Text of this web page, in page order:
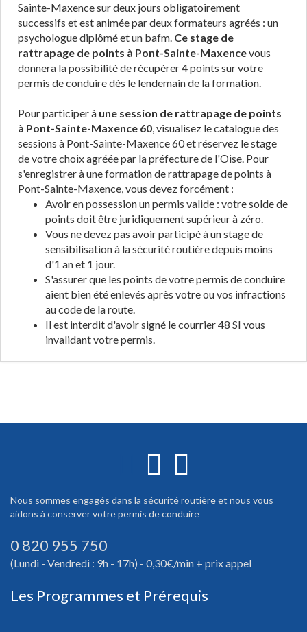
Sainte-Maxence sur deux jours obligatoirement
successifs et est animée par deux formateurs agréés : un
psychologue diplômé et un bafm. Ce stage de
rattrapage de points à Pont-Sainte-Maxencevous
donnera la possibilité de récupérer 4 points sur votre
permis de conduire dès le lendemain de la formation.
Pour participer à une session de rattrapage de points
à Pont-Sainte-Maxence 60, visualisez le catalogue des
sessions à Pont-Sainte-Maxence 60 et réservez le stage
de votre choix agréée par la préfecture de l'Oise. Pour
s'enregistrer à une formation de rattrapage de points à
Pont-Sainte-Maxence, vous devez forcément :
Avoir en possession un permis valide : votre solde de
points doit être juridiquement supérieur à zéro.
Vous ne devez pas avoir participé à un stage de
sensibilisation à la sécurité routière depuis moins
d'1 an et 1 jour.
S'assurer que les points de votre permis de conduire
aient bien été enlevés après votre ou vos infractions
au code de la route.
Il est interdit d'avoir signé le courrier 48 SI vous
invalidant votre permis.
Nous sommes engagés dans la sécurité routière et nous vous
aidons à conserver votre permis de conduire
0 820 955 750
(Lundi - Vendredi : 9h - 17h) - 0,30€/min + prix appel
Les Programmes et Prérequis